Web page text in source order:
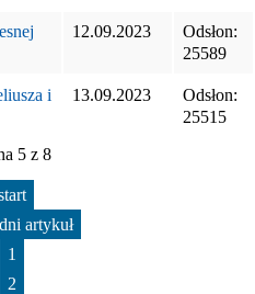
12.09.2023
Odsłon:
25589
i
13.09.2023
Odsłon:
25515
5 z 8
artykuł
1
2